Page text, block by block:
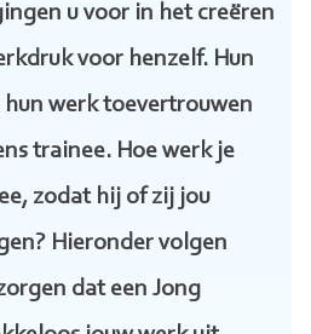
u voor in het creëren
voor henzelf. Hun
hun werk toevertrouwen
trainee. Hoe werk je
zodat hij of zij jou
Hieronder volgen
dat een Jong